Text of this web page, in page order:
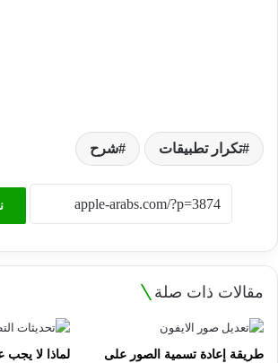
تكرار تطبيقات شرح
مقالات ذات صلة
طريقة إعادة تسمية الصور على
لماذا لا يجب